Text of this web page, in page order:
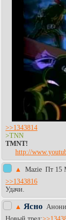
>>1343814
>TNN
TMNT!
http://
▲ Mazie Пт 15
>>1343816
Удачи.
▲ Ясно